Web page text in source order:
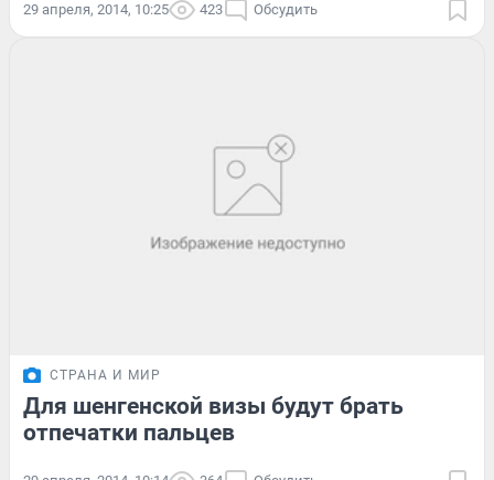
29 апреля, 2014, 10:25 423 Обсудить
СТРАНА И МИР
Для шенгенской визы будут брать
отпечатки пальцев